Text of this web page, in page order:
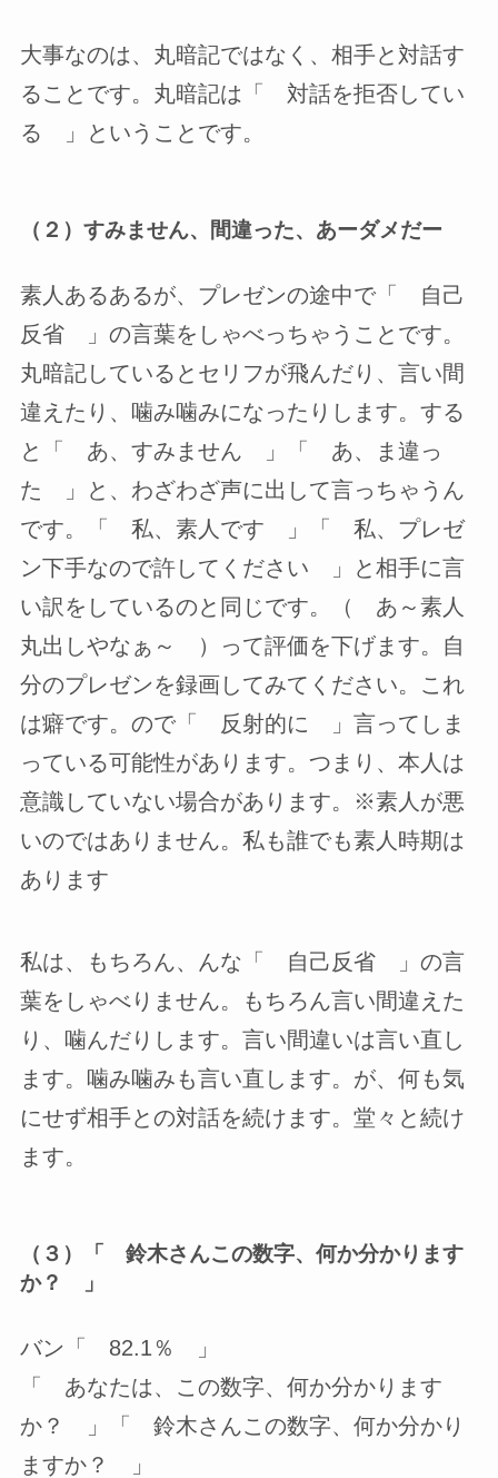
大事なのは、丸暗記ではなく、相手と対話す
ることです。丸暗記は「 対話を拒否してい
る 」ということです。
（２）すみません、間違った、あーダメだー
素人あるあるが、プレゼンの途中で「 自己
反省 」の言葉をしゃべっちゃうことです。
丸暗記しているとセリフが飛んだり、言い間
違えたり、噛み噛みになったりします。する
と「 あ、すみません 」「 あ、ま違っ
た 」と、わざわざ声に出して言っちゃうん
です。「 私、素人です 」「 私、プレゼ
ン下手なので許してください 」と相手に言
い訳をしているのと同じです。（ あ～素人
丸出しやなぁ～ ）って評価を下げます。自
分のプレゼンを録画してみてください。これ
は癖です。ので「 反射的に 」言ってしま
っている可能性があります。つまり、本人は
意識していない場合があります。※素人が悪
いのではありません。私も誰でも素人時期は
あります
私は、もちろん、んな「 自己反省 」の言
葉をしゃべりません。もちろん言い間違えた
り、噛んだりします。言い間違いは言い直し
ます。噛み噛みも言い直します。が、何も気
にせず相手との対話を続けます。堂々と続け
ます。
（３）「 鈴木さんこの数字、何か分かります
か？ 」
バン「 82.1％ 」
「 あなたは、この数字、何か分かります
か？ 」「 鈴木さんこの数字、何か分かり
ますか？ 」